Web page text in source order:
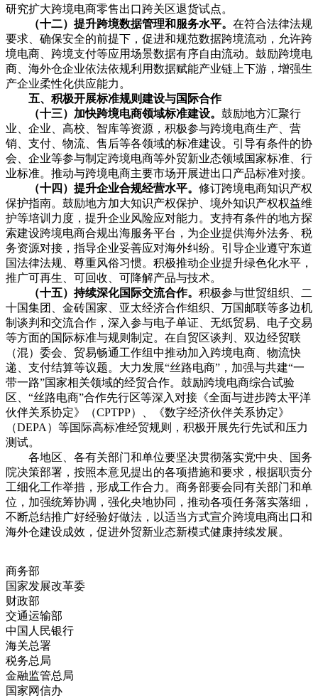
研究扩大跨境电商零售出口跨关区退货试点。
（十二）提升跨境数据管理和服务水平。 在符合法律法规
要求、确保安全的前提下，促进和规范数据跨境流动，允许跨
境电商、跨境支付等应用场景数据有序自由流动。鼓励跨境电
商、海外仓企业依法依规利用数据赋能产业链上下游，增强生
产企业柔性化供应能力。
五、积极开展标准规则建设与国际合作
（十三）加快跨境电商领域标准建设。 鼓励地方汇聚行
业、企业、高校、智库等资源，积极参与跨境电商生产、营
销、支付、物流、售后等各领域的标准建设。引导有条件的协
会、企业等参与制定跨境电商等外贸新业态领域国家标准、行
业标准。推动与跨境电商主要市场开展进出口产品标准对接。
（十四）提升企业合规经营水平。 修订跨境电商知识产权
保护指南。鼓励地方加大知识产权保护、境外知识产权权益维
护等培训力度，提升企业风险应对能力。支持有条件的地方探
索建设跨境电商合规出海服务平台，为企业提供海外法务、税
务资源对接，指导企业妥善应对海外纠纷。引导企业遵守东道
国法律法规、尊重风俗习惯。积极推动企业提升绿色化水平，
推广可再生、可回收、可降解产品与技术。
（十五）持续深化国际交流合作。 积极参与世贸组织、二
十国集团、金砖国家、亚太经济合作组织、万国邮联等多边机
制谈判和交流合作，深入参与电子单证、无纸贸易、电子交易
等方面的国际标准与规则制定。在自贸区谈判、双边经贸联
（混）委会、贸易畅通工作组中推动加入跨境电商、物流快
递、支付结算等议题。大力发展“丝路电商”，加强与共建“一
带一路”国家相关领域的经贸合作。鼓励跨境电商综合试验
区、“丝路电商”合作先行区等深入对接《全面与进步跨太平洋
伙伴关系协定》（CPTPP）、《数字经济伙伴关系协定》
（DEPA）等国际高标准经贸规则，积极开展先行先试和压力
测试。
各地区、各有关部门和单位要坚决贯彻落实党中央、国务
院决策部署，按照本意见提出的各项措施和要求，根据职责分
工细化工作举措，形成工作合力。商务部要会同有关部门和单
位，加强统筹协调，强化央地协同，推动各项任务落实落细，
不断总结推广好经验好做法，以适当方式宣介跨境电商出口和
海外仓建设成效，促进外贸新业态新模式健康持续发展。
商务部
国家发展改革委
财政部
交通运输部
中国人民银行
海关总署
税务总局
金融监管总局
国家网信办